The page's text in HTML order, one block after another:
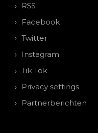
RSS
Facebook
Twitter
Instagram
Tik Tok
Privacy settings
Partnerberichten